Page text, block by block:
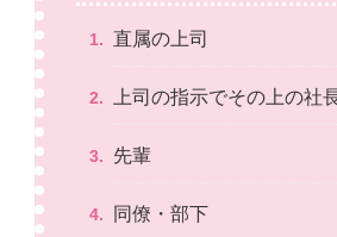
直属の上司
上司の指示でその上の社
先輩
同僚・部下